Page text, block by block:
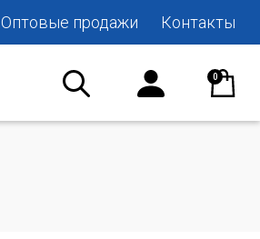
Оптовые продажи Контакты
0